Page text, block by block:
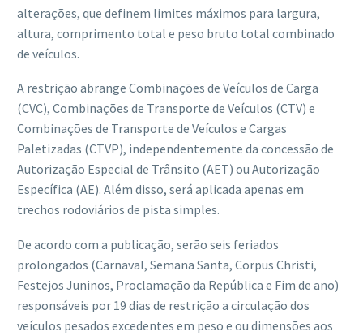
alterações, que definem limites máximos para largura,
altura, comprimento total e peso bruto total combinado
de veículos.
A restrição abrange Combinações de Veículos de Carga
(CVC), Combinações de Transporte de Veículos (CTV) e
Combinações de Transporte de Veículos e Cargas
Paletizadas (CTVP), independentemente da concessão de
Autorização Especial de Trânsito (AET) ou Autorização
Específica (AE). Além disso, será aplicada apenas em
trechos rodoviários de pista simples.
De acordo com a publicação, serão seis feriados
prolongados (Carnaval, Semana Santa, Corpus Christi,
Festejos Juninos, Proclamação da República e Fim de ano)
responsáveis por 19 dias de restrição a circulação dos
veículos pesados excedentes em peso e ou dimensões aos